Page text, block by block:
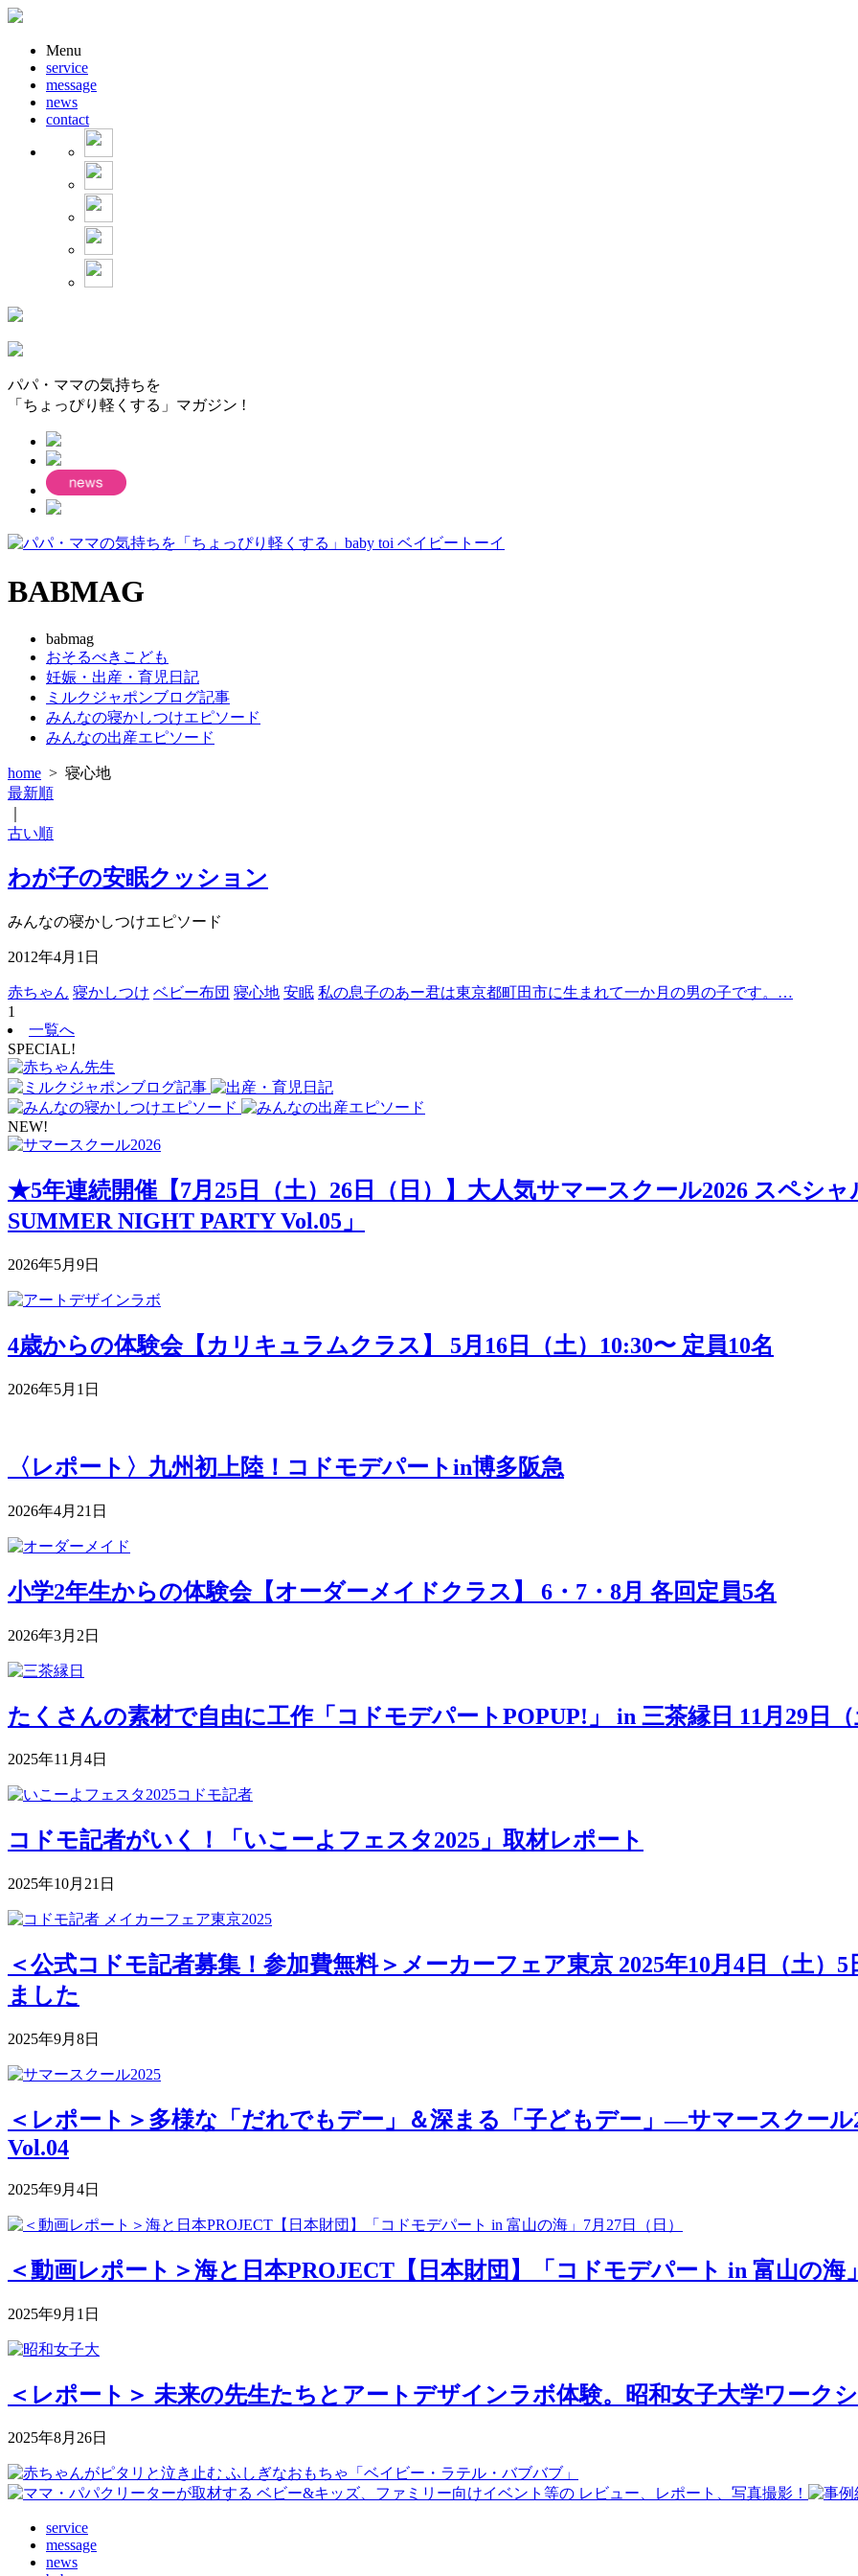
Menu
service
message
news
contact
パパ・ママの気持ちを
「ちょっぴり軽くする」マガジン !
BABMAG
babmag
おそるべきこども
妊娠・出産・育児日記
ミルクジャポンブログ記事
みんなの寝かしつけエピソード
みんなの出産エピソード
home > 寝心地
最新順
古い順
わが子の安眠クッション
みんなの寝かしつけエピソード
2012年4月1日
赤ちゃん 寝かしつけ ベビー布団 寝心地 安眠 私の息子のあー君は東京都町田市に生まれて一か月の男の子です。…
1
一覧へ
SPECIAL!
NEW!
★5年連続開催【7月25日（土）26日（日）】大人気サマースクール2026 スペシ
SUMMER NIGHT PARTY Vol.05」
2026年5月9日
4歳からの体験会【カリキュラムクラス】 5月16日（土）10:30〜 定員10名
2026年5月1日
〈レポート〉九州初上陸！コドモデパートin博多阪急
2026年4月21日
小学2年生からの体験会【オーダーメイドクラス】 6・7・8月 各回定員5名
2026年3月2日
たくさんの素材で自由に工作「コドモデパートPOPUP!」 in 三茶縁日 11月29日（
2025年11月4日
コドモ記者がいく！「いこーよフェスタ2025」取材レポート
2025年10月21日
＜公式コドモ記者募集！参加費無料＞メーカーフェア東京 2025年10月4日（土
ました
2025年9月8日
＜レポート＞多様な「だれでもデー」＆深まる「子どもデー」―サマースクー
Vol.04
2025年9月4日
＜動画レポート＞海と日本PROJECT【日本財団】「コドモデパート in 富山の海
2025年9月1日
＜レポート＞ 未来の先生たちとアートデザインラボ体験。昭和女子大学ワークシ
2025年8月26日
service
message
news